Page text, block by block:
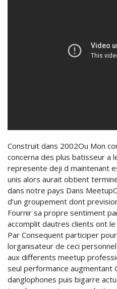
Construit dans 2002Ou Mon
concerna des plus batisseur a
represente deji d maintenant
unis alors aurait obtient
dans notre pays Dans
d’un groupement dont
Fournir sa propre sentiment
accomplit dautres clients ont
Par Consequent participer
lorganisateur de ceci
aux differents meetup
seul performance augmentant
danglophones puis bigarre